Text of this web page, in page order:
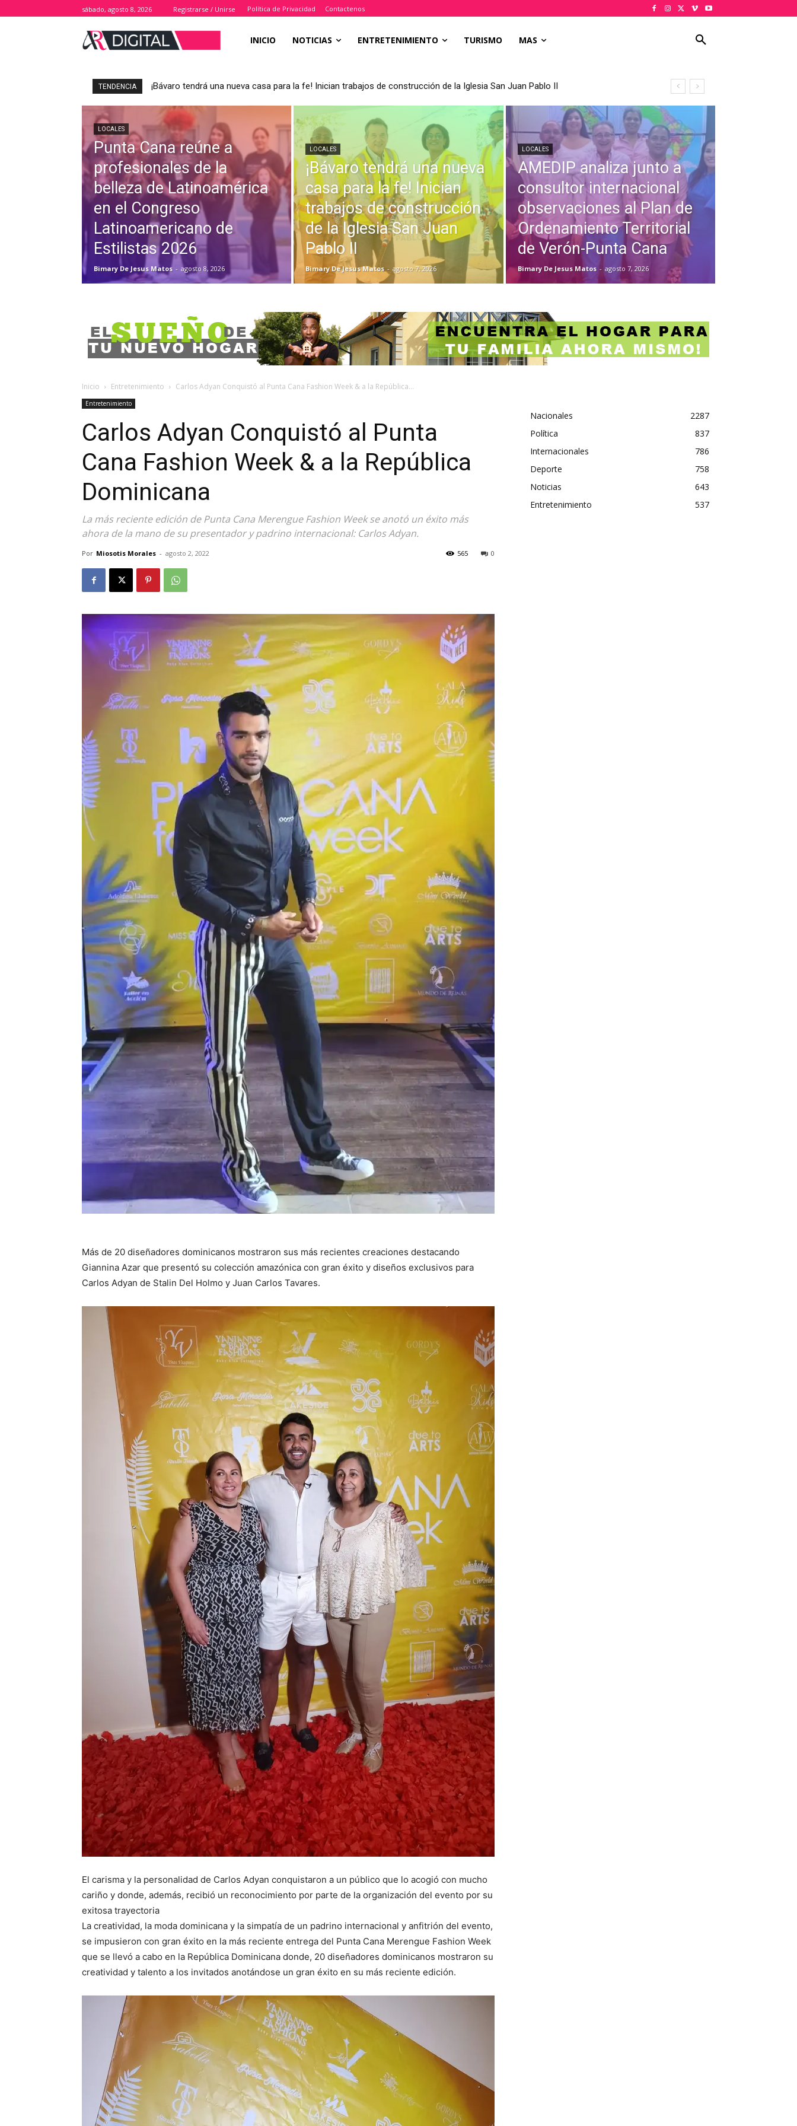
sábado, agosto 8, 2026 Registrarse / Unirse Política de Privacidad Contactenos
INICIO NOTICIAS ENTRETENIMIENTO TURISMO MAS
TENDENCIA ¡Bávaro tendrá una nueva casa para la fe! Inician trabajos de construcción de la Iglesia San Juan Pablo II
AMEDIP analiza junto a consultor internacional observaciones al Plan de Ordenamiento Territorial de Verón-Punta Cana
LOCALES
Punta Cana reúne a
profesionales de la
belleza de Latinoamérica
en el Congreso
Latinoamericano de
Estilistas 2026
Bimary De Jesus Matos - agosto 8, 2026
LOCALES
¡Bávaro tendrá una nueva
casa para la fe! Inician
trabajos de construcción
de la Iglesia San Juan
Pablo II
Bimary De Jesus Matos - agosto 7, 2026
LOCALES
AMEDIP analiza junto a
consultor internacional
observaciones al Plan de
Ordenamiento Territorial
de Verón-Punta Cana
Bimary De Jesus Matos - agosto 7, 2026
Inicio Entretenimiento Carlos Adyan Conquistó al Punta Cana Fashion Week & a la República...
Entretenimiento
Carlos Adyan Conquistó al Punta
Cana Fashion Week & a la República
Dominicana
La más reciente edición de Punta Cana Merengue Fashion Week se anotó un éxito más
ahora de la mano de su presentador y padrino internacional: Carlos Adyan.
Por Miosotis Morales - agosto 2, 2022 0
565
Más de 20 diseñadores dominicanos mostraron sus más recientes creaciones destacando
Giannina Azar que presentó su colección amazónica con gran éxito y diseños exclusivos para
Carlos Adyan de Stalin Del Holmo y Juan Carlos Tavares.
El carisma y la personalidad de Carlos Adyan conquistaron a un público que lo acogió con mucho
cariño y donde, además, recibió un reconocimiento por parte de la organización del evento por su
exitosa trayectoria
La creatividad, la moda dominicana y la simpatía de un padrino internacional y anfitrión del evento,
se impusieron con gran éxito en la más reciente entrega del Punta Cana Merengue Fashion Week
que se llevó a cabo en la República Dominicana donde, 20 diseñadores dominicanos mostraron su
creatividad y talento a los invitados anotándose un gran éxito en su más reciente edición.
Nacionales
2287
Política
837
Internacionales
786
Deporte
758
Noticias
643
Entretenimiento
537